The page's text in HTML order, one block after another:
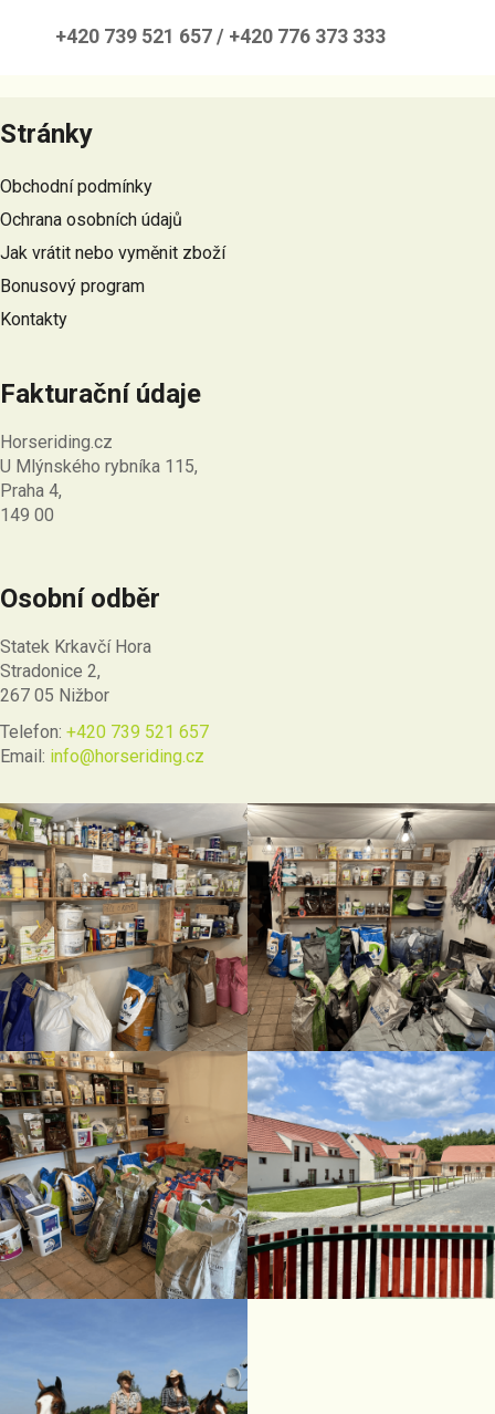
p
+420 739 521 657 / +420 776 373 333
á
p
a
t
í
Stránky
Obchodní podmínky
Ochrana osobních údajů
Jak vrátit nebo vyměnit zboží
Bonusový program
Kontakty
Fakturační údaje
Horseriding.cz
U Mlýnského rybníka 115,
Praha 4,
149 00
Osobní odběr
Statek Krkavčí Hora
Stradonice 2,
267 05 Nižbor
Telefon: +420 739 521 657
Email: info@horseriding.cz